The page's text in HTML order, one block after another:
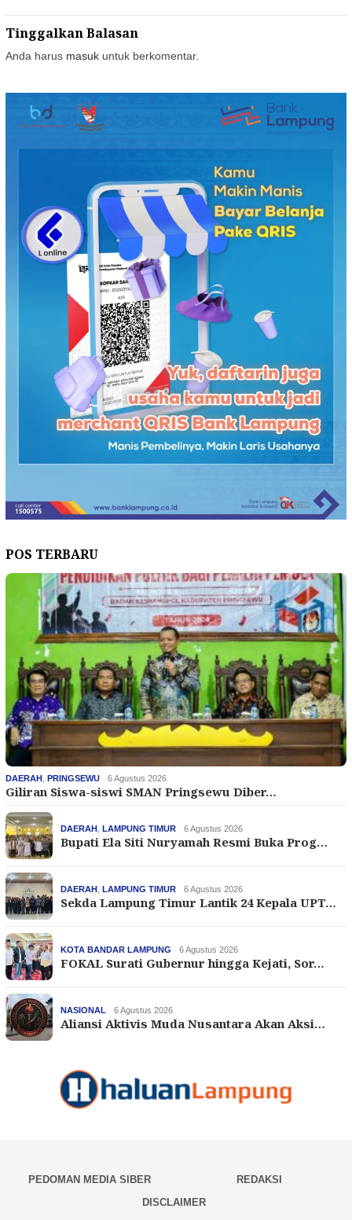
Tinggalkan Balasan
Anda harus masuk untuk berkomentar.
POS TERBARU
DAERAH PRINGSEWU 6 Agustus 2026
Giliran Siswa-siswi SMAN Pringsewu Diber…
DAERAH LAMPUNG TIMUR 6 Agustus 2026
Bupati Ela Siti Nuryamah Resmi Buka Prog…
DAERAH LAMPUNG TIMUR 6 Agustus 2026
Sekda Lampung Timur Lantik 24 Kepala UPT…
KOTA BANDAR LAMPUNG 6 Agustus 2026
FOKAL Surati Gubernur hingga Kejati, Sor…
NASIONAL 6 Agustus 2026
Aliansi Aktivis Muda Nusantara Akan Aksi…
PEDOMAN MEDIA SIBER
REDAKSI
DISCLAIMER